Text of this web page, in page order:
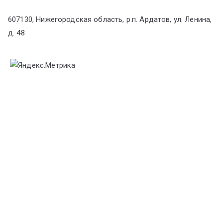
607130, Нижегородская область, р.п. Ардатов, ул. Ленина,
д. 48